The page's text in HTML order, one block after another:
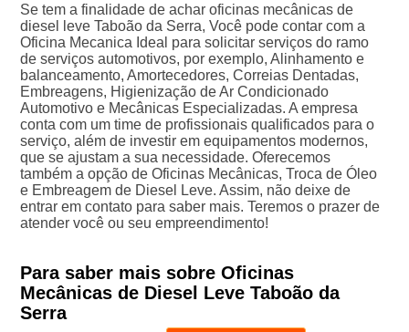
Se tem a finalidade de achar oficinas mecânicas de
diesel leve Taboão da Serra, Você pode contar com a
Oficina Mecanica Ideal para solicitar serviços do ramo
de serviços automotivos, por exemplo, Alinhamento e
balanceamento, Amortecedores, Correias Dentadas,
Embreagens, Higienização de Ar Condicionado
Automotivo e Mecânicas Especializadas. A empresa
conta com um time de profissionais qualificados para o
serviço, além de investir em equipamentos modernos,
que se ajustam a sua necessidade. Oferecemos
também a opção de Oficinas Mecânicas, Troca de Óleo
e Embreagem de Diesel Leve. Assim, não deixe de
entrar em contato para saber mais. Teremos o prazer de
atender você ou seu empreendimento!
Para saber mais sobre Oficinas
Mecânicas de Diesel Leve Taboão da
Serra